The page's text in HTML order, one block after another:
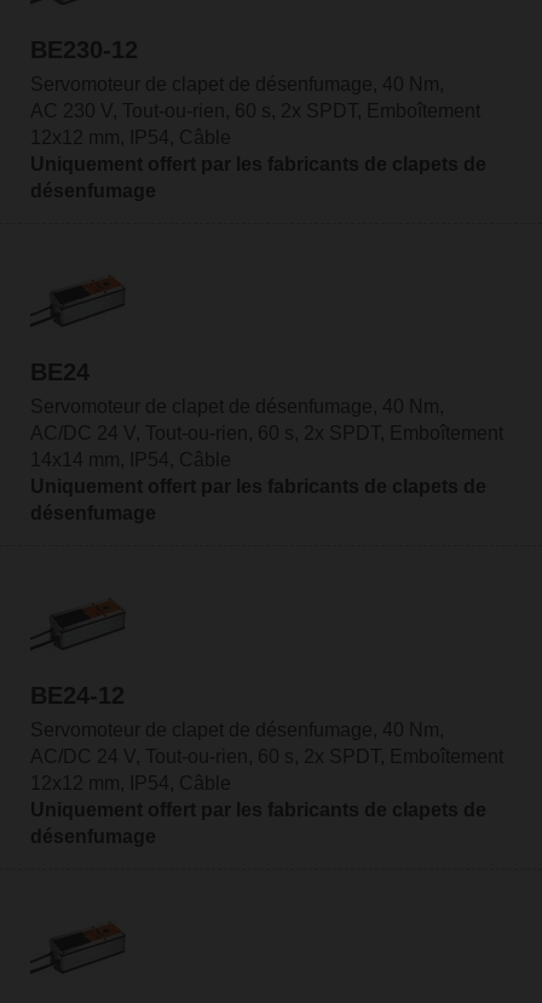
BE230-12
Servomoteur de clapet de désenfumage, 40 Nm,
AC 230 V, Tout-ou-rien, 60 s, 2x SPDT, Emboîtement
12x12 mm, IP54, Câble
Uniquement offert par les fabricants de clapets de
désenfumage
BE24
Servomoteur de clapet de désenfumage, 40 Nm,
AC/DC 24 V, Tout-ou-rien, 60 s, 2x SPDT, Emboîtement
14x14 mm, IP54, Câble
Uniquement offert par les fabricants de clapets de
désenfumage
BE24-12
Servomoteur de clapet de désenfumage, 40 Nm,
AC/DC 24 V, Tout-ou-rien, 60 s, 2x SPDT, Emboîtement
12x12 mm, IP54, Câble
Uniquement offert par les fabricants de clapets de
désenfumage